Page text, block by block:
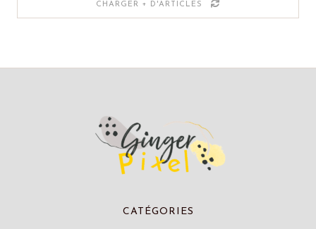
CHARGER + D'ARTICLES
CATÉGORIES